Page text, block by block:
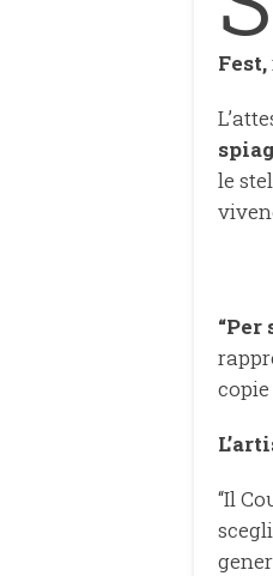
Fest,
le
“Per
“Il